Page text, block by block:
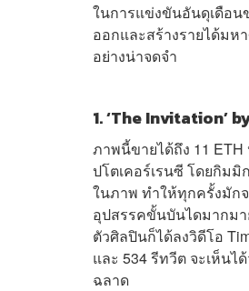
ในการแข่งขันอันดุเดือน
ออกและสร้างรายได้มห
อย่างน่าจดจำ
1. ‘The Invitation’
ภาพนี้ขายได้ถึง 11
ปโตเคอร์เรนซี โดยกิม
ในภาพ ทำให้ทุกครั้งมัก
อุปสรรคขั้นบันไดมากมา
ตัวศิลปินก็ได้ลงวิดีโอ
และ 534 รีทวีต จะเห็นไ
ฉลาด